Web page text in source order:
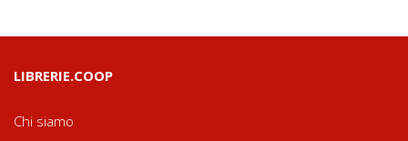
LIBRERIE.COOP
Chi siamo